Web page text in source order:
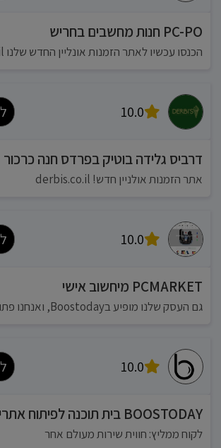
PC-PO חנות מחשבים בחריש
הכנסו עכשיו לאתר הזמנות אונליין החדש שלנו pc-po.co.il
10.0
דרביס גלידה בוטיק בפרדס חנה כרכור
אתר הזמנות אולניין חדש! derbis.co.il
10.0
PCMARKET מיחשוב אישי
גם העסק שלנו מופיע בBoostoday, ואנחנו פתוחים :)
10.0
BOOSTODAY בית תוכנה לפיתוח אתרים
לקוח ממליץ: חווית שירות מעולם אחר